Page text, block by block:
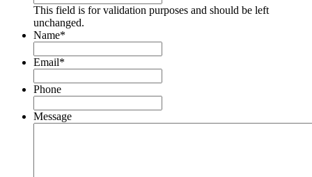
This field is for validation purposes and should be left
unchanged.
Name*
Email*
Phone
Message